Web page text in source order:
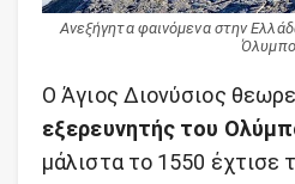
Ανεξήγητα φαινόμενα στην
Όλυμπο
Ο Άγιος Διονύσιος
εξερευνητής του
μάλιστα το 1550 έχτισε